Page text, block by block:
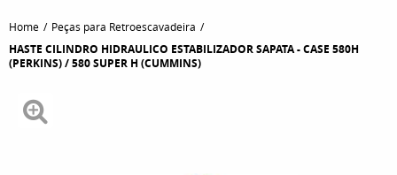
Home Peças para Retroescavadeira
HASTE CILINDRO HIDRAULICO ESTABILIZADOR SAPATA - CASE 580H
(PERKINS) / 580 SUPER H (CUMMINS)